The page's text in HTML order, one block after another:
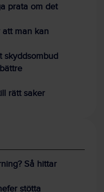
prata om det
att man kan
skyddsombud
rätt saker
Så hittar
stötta